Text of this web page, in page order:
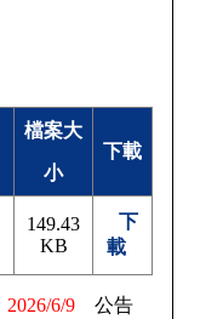
檔案大
小
下載
149.43
KB
下
載
2026/6/9 公告